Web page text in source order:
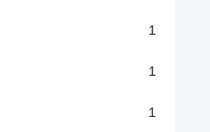
1
1
1